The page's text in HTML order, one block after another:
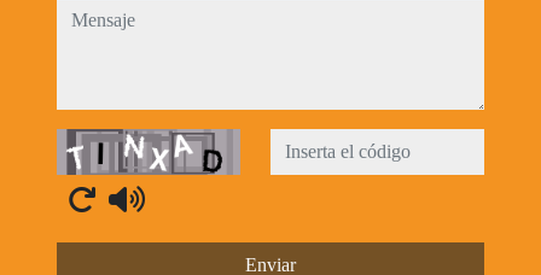
mensaje
Captcha
Enviar